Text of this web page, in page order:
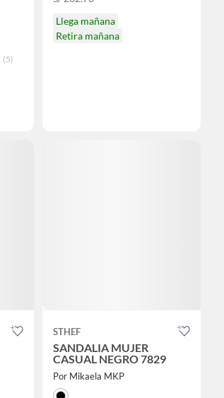
(5)
Llega mañana
Retira mañana
STHEF
SANDALIA MUJER
CASUAL NEGRO 7829
Por Mikaela MKP